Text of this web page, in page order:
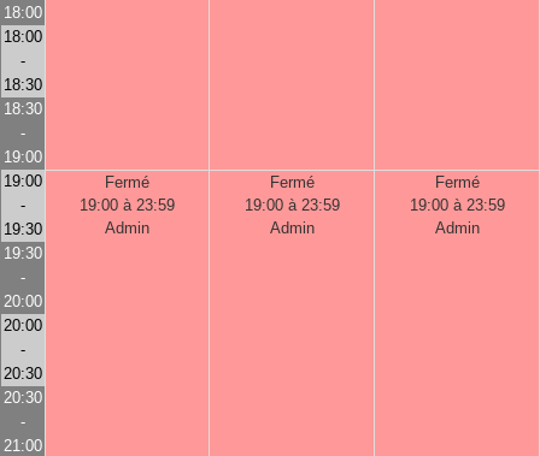
18:00
18:00
-
18:30
18:30
-
19:00
19:00
-
19:30
Fermé
19:00 à 23:59
Admin
Fermé
19:00 à 23:59
Admin
Fermé
19:00 à 23:59
Admin
19:30
-
20:00
20:00
-
20:30
20:30
-
21:00